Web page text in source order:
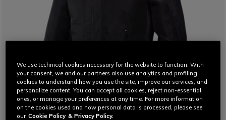
We use technical cookies necessary for the website to function. With
your consent, we and our partners also use analytics and profiling
cookies to understand how you use the site, improve our services, and
personalize content. You can accept all cookies, reject non-essential
ones, or manage your preferences at any time. For more information
on the cookies used and how personal data is processed, please see
our Cookie Policy & Privacy Policy.